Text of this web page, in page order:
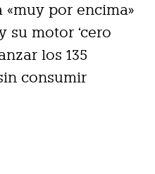
por encima»
su motor ‘cero
los 135
consumir